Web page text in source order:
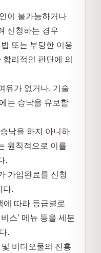
이 불가능하거나
신청하는 경우
또는 부당한 이용
합리적인 판단에 의
유가 없거나, 기술
는 승낙을 유보할
낙을 하지 아니하
원칙적으로 이를
.
가입완료를 신청
다.
에 따라 등급별로
스’ 메뉴 등을 세분
.
및 비디오물의 진흥